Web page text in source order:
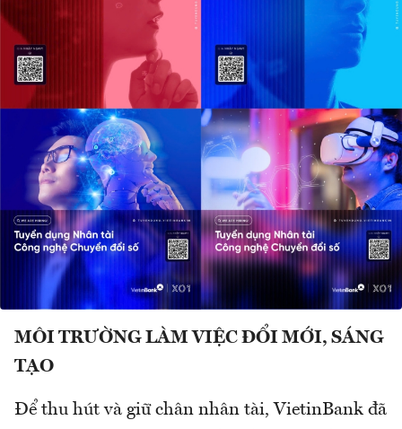
MÔI TRƯỜNG LÀM VIỆC ĐỔI MỚI, SÁNG
TẠO
Để thu hút và giữ chân nhân tài, VietinBank đã